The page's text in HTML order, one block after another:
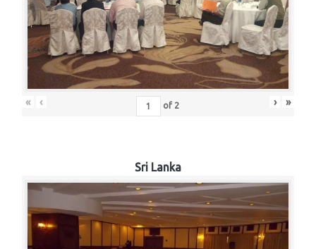
« ‹ of 2 › »
Sri Lanka